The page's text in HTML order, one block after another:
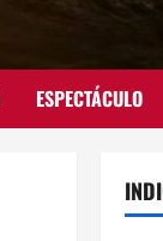
ESPECTÁCULO